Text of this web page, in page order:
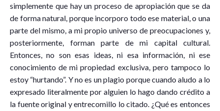
simplemente que hay un proceso de apropiación que se da
de forma natural, porque incorporo todo ese material, o una
parte del mismo, a mi propio universo de preocupaciones y,
posteriormente, forman parte de mi capital cultural.
Entonces, no son esas ideas, ni esa información, ni ese
conocimiento de mi propiedad exclusiva, pero tampoco lo
estoy “hurtando”. Y no es un plagio porque cuando aludo a lo
expresado literalmente por alguien lo hago dando crédito a
la fuente original y entrecomillo lo citado. ¿Qué es entonces